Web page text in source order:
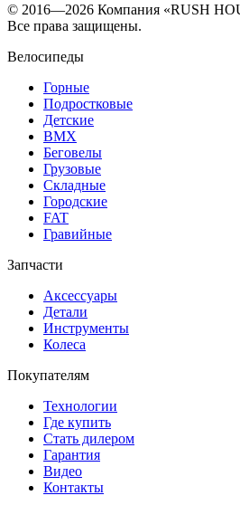
© 2016—2026 Компания «RUSH
Все права защищены.
Велосипеды
Горные
Подростковые
Детские
BMX
Беговелы
Грузовые
Складные
Городские
FAT
Гравийные
Запчасти
Аксессуары
Детали
Инструменты
Колеса
Покупателям
Технологии
Где купить
Стать дилером
Гарантия
Видео
Контакты